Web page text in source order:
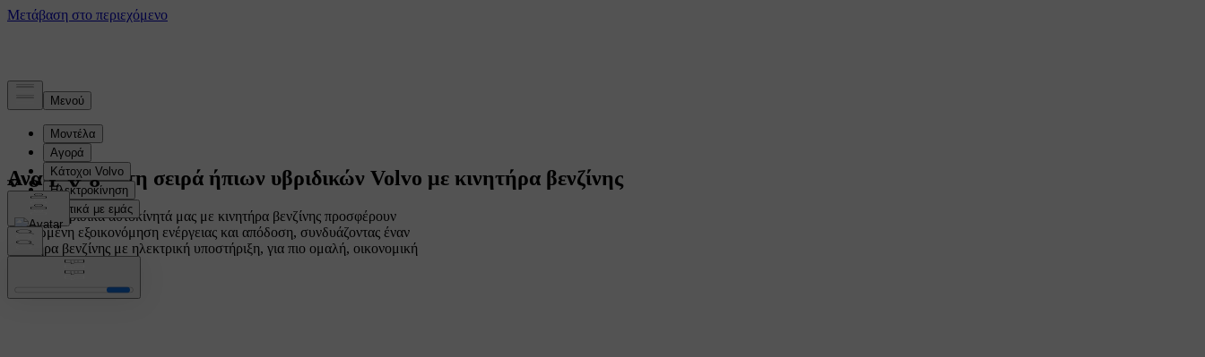
Ανακαλύψτε τη σειρά ήπιων υβριδικών Volvo με κινητήρα βενζίνης
Τα ήπια υβριδικά αυτοκίνητά μας με κινητήρα βενζίνης προσφέρουν
βελτιωμένη εξοικονόμηση ενέργειας και απόδοση, συνδυάζοντας έναν
κινητήρα βενζίνης με ηλεκτρική υποστήριξη, για πιο ομαλή, οικονομική